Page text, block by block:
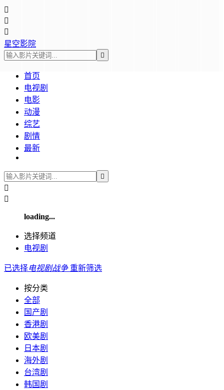



星空影院

首页
电视剧
电影
动漫
综艺
剧情
最新



loading...
选择频道
电视剧
已选择电视剧战争 重新筛选
按分类
全部
国产剧
香港剧
欧美剧
日本剧
海外剧
台湾剧
韩国剧